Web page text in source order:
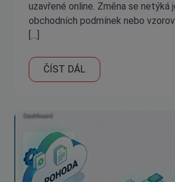
uzavřené online. Změna se netýká
obchodních podmínek nebo
[…]
ČÍST DÁL